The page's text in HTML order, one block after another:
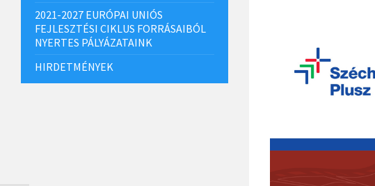
2021-2027 EURÓPAI UNIÓS
FEJLESZTÉSI CIKLUS FORRÁSAIBÓL
NYERTES PÁLYÁZATAINK
HIRDETMÉNYEK